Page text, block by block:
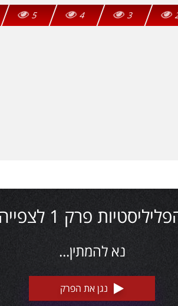
3
4
5
פרק 1 לצפייה ישירה
נא להמתין...
נגן את הפרק